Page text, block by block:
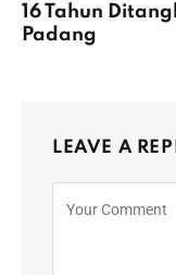
16 Tahun
Padang
LEAVE A